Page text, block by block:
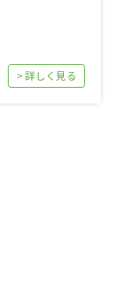
> 詳しく見る